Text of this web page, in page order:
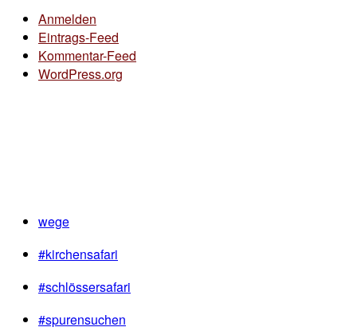
Anmelden
Eintrags-Feed
Kommentar-Feed
WordPress.org
wege
#kirchensafari
#schlössersafari
#spurensuchen